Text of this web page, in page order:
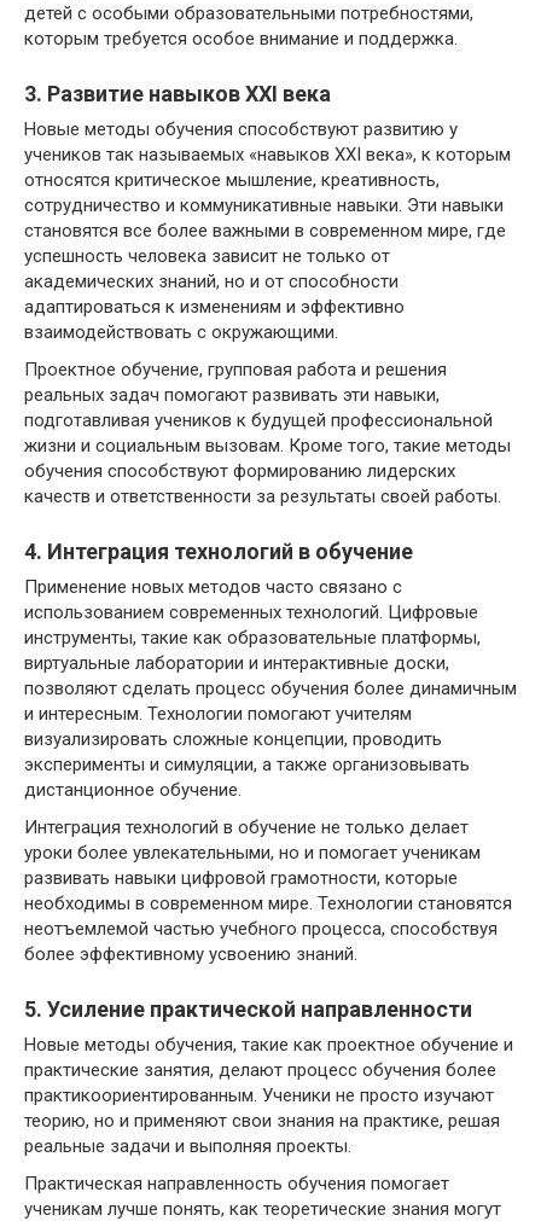
детей с особыми образовательными потребностями,
которым требуется особое внимание и поддержка.
3. Развитие навыков XXI века
Новые методы обучения способствуют развитию у
учеников так называемых «навыков XXI века», к которым
относятся критическое мышление, креативность,
сотрудничество и коммуникативные навыки. Эти навыки
становятся все более важными в современном мире, где
успешность человека зависит не только от
академических знаний, но и от способности
адаптироваться к изменениям и эффективно
взаимодействовать с окружающими.
Проектное обучение, групповая работа и решения
реальных задач помогают развивать эти навыки,
подготавливая учеников к будущей профессиональной
жизни и социальным вызовам. Кроме того, такие методы
обучения способствуют формированию лидерских
качеств и ответственности за результаты своей работы.
4. Интеграция технологий в обучение
Применение новых методов часто связано с
использованием современных технологий. Цифровые
инструменты, такие как образовательные платформы,
виртуальные лаборатории и интерактивные доски,
позволяют сделать процесс обучения более динамичным
и интересным. Технологии помогают учителям
визуализировать сложные концепции, проводить
эксперименты и симуляции, а также организовывать
дистанционное обучение.
Интеграция технологий в обучение не только делает
уроки более увлекательными, но и помогает ученикам
развивать навыки цифровой грамотности, которые
необходимы в современном мире. Технологии становятся
неотъемлемой частью учебного процесса, способствуя
более эффективному усвоению знаний.
5. Усиление практической направленности
Новые методы обучения, такие как проектное обучение и
практические занятия, делают процесс обучения более
практикоориентированным. Ученики не просто изучают
теорию, но и применяют свои знания на практике, решая
реальные задачи и выполняя проекты.
Практическая направленность обучения помогает
ученикам лучше понять, как теоретические знания могут